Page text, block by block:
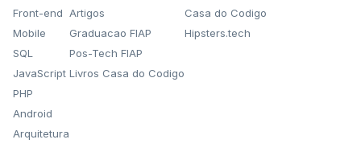
Front-end
Mobile
SQL
JavaScript
PHP
Android
Arquitetura
Artigos
Graduacao FIAP
Pos-Tech FIAP
Livros Casa do Codigo
Casa do Codigo
Hipsters.tech